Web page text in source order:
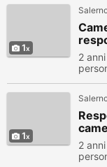
1
2
1
2